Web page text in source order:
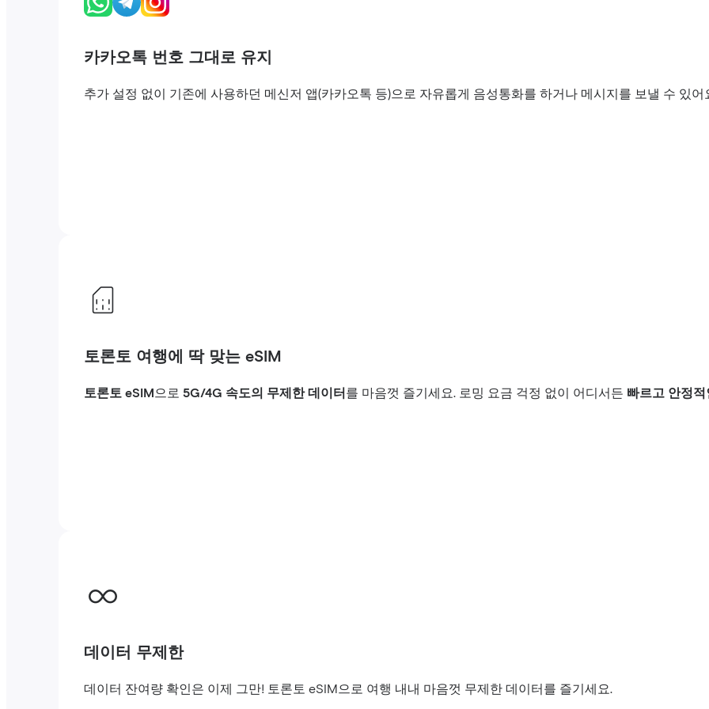
카카오톡 번호 그대로 유지
추가 설정 없이 기존에 사용하던 메신저 앱(카카오톡 등)으로 자유롭게 음성통화를 하거나 메시지를 보낼 수 있어
토론토 여행에 딱 맞는 eSIM
토론토 eSIM 으로5G/4G 속도의 무제한 데이터 를 마음껏 즐기세요. 로밍 요금 걱정 없이 어디서든 빠르고 안정
데이터 무제한
데이터 잔여량 확인은 이제 그만! 토론토 eSIM으로 여행 내내 마음껏 무제한 데이터를 즐기세요.